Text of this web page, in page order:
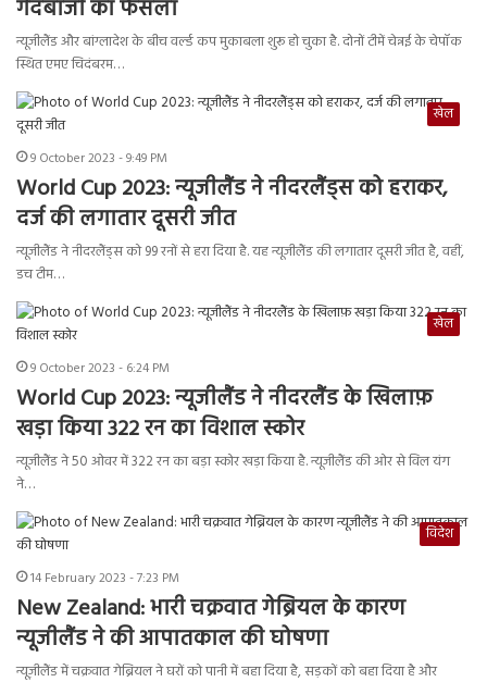
गेंदबाजी का फैसला
न्यूजीलैंड और बांग्लादेश के बीच वर्ल्ड कप मुकाबला शुरू हो चुका है. दोनों टीमें चेन्नई के चेपॉक
स्थित एमए चिदंबरम…
खेल
9 October 2023 - 9:49 PM
World Cup 2023: न्यूजीलैंड ने नीदरलैंड्स को हराकर,
दर्ज की लगातार दूसरी जीत
न्यूजीलैंड ने नीदरलैंड्स को 99 रनों से हरा दिया है. यह न्यूजीलैंड की लगातार दूसरी जीत है, वहीं,
डच टीम…
खेल
9 October 2023 - 6:24 PM
World Cup 2023: न्यूजीलैंड ने नीदरलैंड के खिलाफ़
खड़ा किया 322 रन का विशाल स्कोर
न्यूजीलैंड ने 50 ओवर में 322 रन का बड़ा स्कोर खड़ा किया है. न्यूजीलैंड की ओर से विल यंग
ने…
विदेश
14 February 2023 - 7:23 PM
New Zealand: भारी चक्रवात गेब्रियल के कारण
न्यूजीलैंड ने की आपातकाल की घोषणा
न्यूज़ीलैंड में चक्रवात गेब्रियल ने घरों को पानी में बहा दिया है, सड़कों को बहा दिया है और